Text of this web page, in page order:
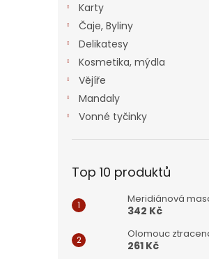
Karty
Čaje, Byliny
Delikatesy
Kosmetika, mýdla
Vějíře
Mandaly
Vonné tyčinky
Top 10 produktů
Meridiánová
342 Kč
Olomouc
261 Kč